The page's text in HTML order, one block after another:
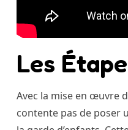
Les
Avec la mise en œuvre
contente pas de poser